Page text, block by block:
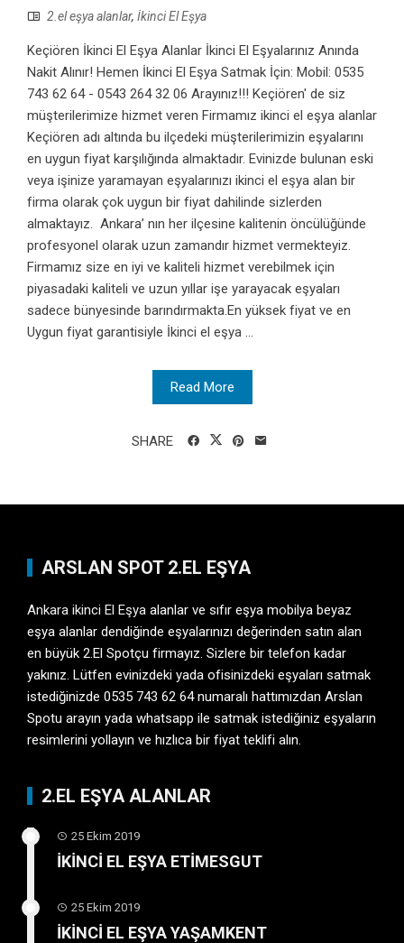
2.el eşya alanlar, İkinci El Eşya
Keçiören İkinci El Eşya Alanlar İkinci El Eşyalarınız Anında
Nakit Alınır! Hemen İkinci El Eşya Satmak İçin: Mobil: 0535
743 62 64 - 0543 264 32 06 Arayınız!!! Keçiören' de siz
müşterilerimize hizmet veren Firmamız ikinci el eşya alanlar
Keçiören adı altında bu ilçedeki müşterilerimizin eşyalarını
en uygun fiyat karşılığında almaktadır. Evinizde bulunan eski
veya işinize yaramayan eşyalarınızı ikinci el eşya alan bir
firma olarak çok uygun bir fiyat dahilinde sizlerden
almaktayız. Ankara’ nın her ilçesine kalitenin öncülüğünde
profesyonel olarak uzun zamandır hizmet vermekteyiz.
Firmamız size en iyi ve kaliteli hizmet verebilmek için
piyasadaki kaliteli ve uzun yıllar işe yarayacak eşyaları
sadece bünyesinde barındırmakta.En yüksek fiyat ve en
Uygun fiyat garantisiyle İkinci el eşya ...
Read More
SHARE
ARSLAN SPOT 2.EL EŞYA
Ankara ikinci El Eşya alanlar ve sıfır eşya mobilya beyaz
eşya alanlar dendiğinde eşyalarınızı değerinden satın alan
en büyük 2.El Spotçu firmayız. Sizlere bir telefon kadar
yakınız. Lütfen evinizdeki yada ofisinizdeki eşyaları satmak
istediğinizde 0535 743 62 64 numaralı hattımızdan Arslan
Spotu arayın yada whatsapp ile satmak istediğiniz eşyaların
resimlerini yollayın ve hızlıca bir fiyat teklifi alın.
2.EL EŞYA ALANLAR
25 Ekim 2019
İKİNCİ EL EŞYA ETİMESGUT
25 Ekim 2019
İKİNCİ EL EŞYA YAŞAMKENT